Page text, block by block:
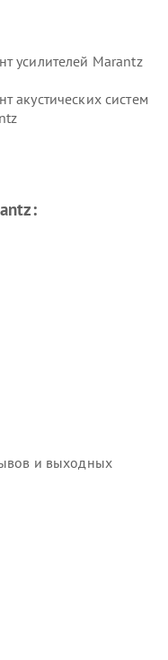
усилителей Marantz
акустических систем
и выходных